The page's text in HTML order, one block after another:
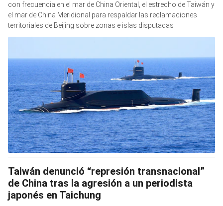
con frecuencia en el mar de China Oriental, el estrecho de Taiwán y
el mar de China Meridional para respaldar las reclamaciones
territoriales de Beijing sobre zonas e islas disputadas
Taiwán denunció “represión transnacional”
de China tras la agresión a un periodista
japonés en Taichung